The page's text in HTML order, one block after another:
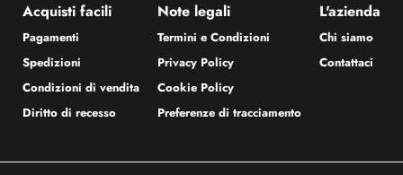
Acquisti facili
Pagamenti
Spedizioni
Condizioni di vendita
Diritto di recesso
Note legali
Termini e Condizioni
Privacy Policy
Cookie Policy
Preferenze di tracciamento
L'azienda
Chi siamo
Contattaci